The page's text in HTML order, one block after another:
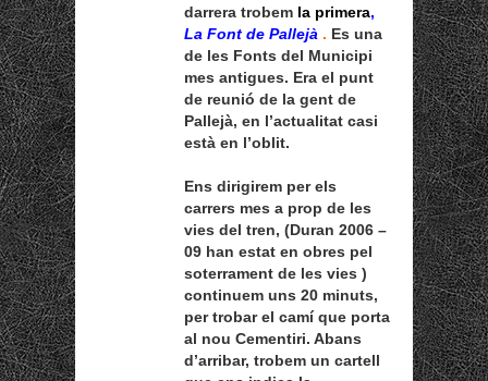
darrera trobem la primera,
La Font de Pallejà . Es una
de les Fonts del Municipi
mes antigues. Era el punt
de reunió de la gent de
Pallejà, en l’actualitat casi
està en l’oblit.
Ens dirigirem per els
carrers mes a prop de les
vies del tren, (Duran 2006 –
09 han estat en obres pel
soterrament de les vies )
continuem uns 20 minuts,
per trobar el camí que porta
al nou Cementiri. Abans
d’arribar, trobem un cartell